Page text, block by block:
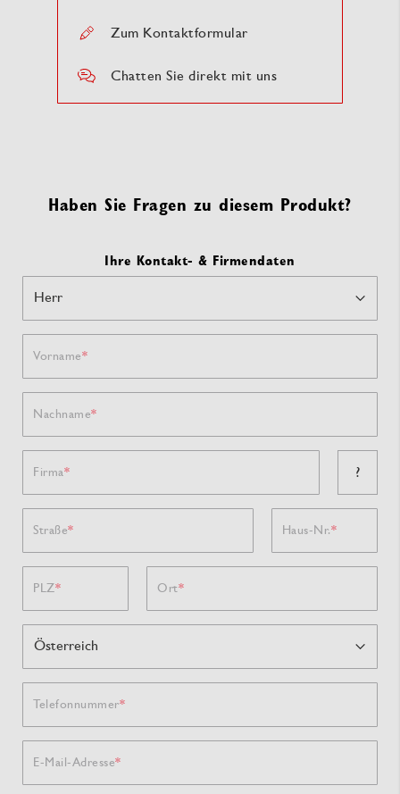
Zum Kontaktformular
Chatten Sie direkt mit uns
Haben Sie Fragen zu diesem Produkt?
Ihre Kontakt- & Firmendaten
Vorname
Nachname
Firma ?
Straße Haus-Nr.
PLZ Ort
Telefonnummer
E-Mail-Adresse